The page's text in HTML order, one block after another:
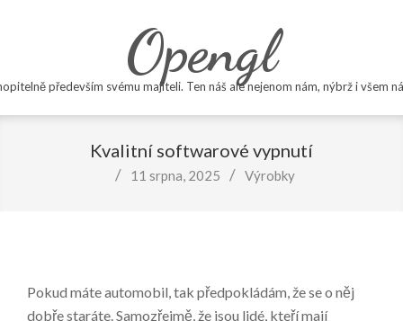
Opengl
především svému majiteli. Ten náš ale nejenom nám, nýbrž i všem
Kvalitní softwarové vypnutí
11 srpna, 2025 Výrobky
Pokud máte automobil, tak předpokládám, že se o něj
dobře staráte. Samozřejmě, že jsou lidé, kteří mají